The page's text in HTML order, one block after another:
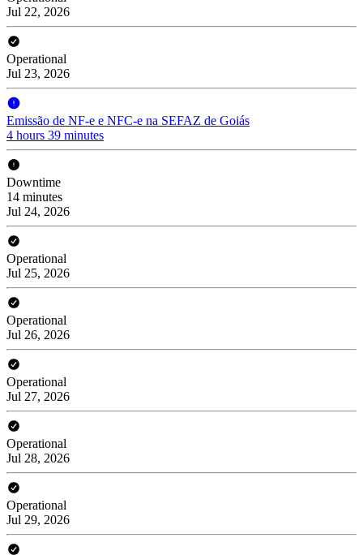
Jul 22, 2026
Operational
Jul 23, 2026
Emissão de NF-e e NFC-e na SEFAZ de Goiás
4 hours 39 minutes
Downtime
14 minutes
Jul 24, 2026
Operational
Jul 25, 2026
Operational
Jul 26, 2026
Operational
Jul 27, 2026
Operational
Jul 28, 2026
Operational
Jul 29, 2026